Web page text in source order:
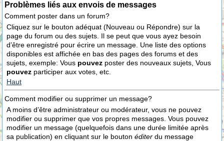
Problèmes liés aux envois de messages
Comment poster dans un forum?
Cliquez sur le bouton adéquat (Nouveau ou Répondre) sur la
page du forum ou des sujets. Il se peut que vous ayez besoin
d’être enregistré pour écrire un message. Une liste des options
disponibles est affichée en bas des pages des forums et des
sujets, exemple: Vous pouvez poster des nouveaux sujets, Vous
pouvez participer aux votes, etc.
Haut
Comment modifier ou supprimer un message?
A moins d’être administrateur ou modérateur, vous ne pouvez
modifier ou supprimer que vos propres messages. Vous pouvez
modifier un message (quelquefois dans une durée limitée après
sa publication) en cliquant sur le bouton éditer du message